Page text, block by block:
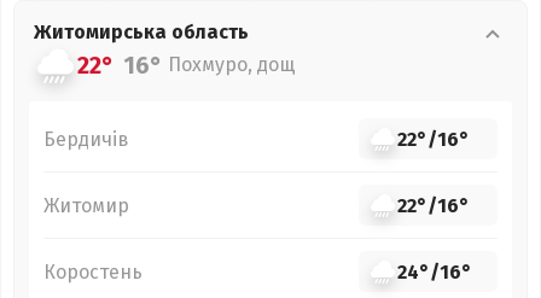
Житомирська область
22° 16° Похмуро, дощ
Бердичів 22°/16°
Житомир 22°/16°
Коростень 24°/16°